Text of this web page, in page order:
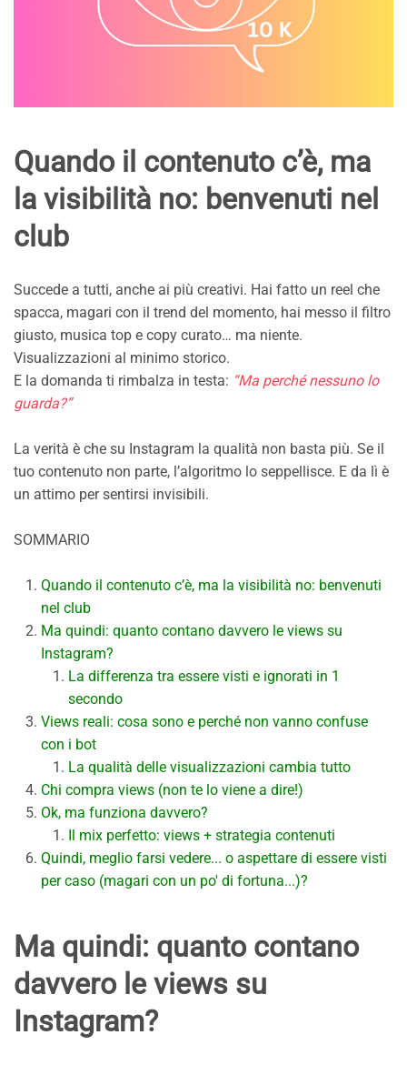
Quando il contenuto c’è, ma
la visibilità no: benvenuti nel
club
Succede a tutti, anche ai più creativi. Hai fatto un reel che
spacca, magari con il trend del momento, hai messo il filtro
giusto, musica top e copy curato… ma niente.
Visualizzazioni al minimo storico.
E la domanda ti rimbalza in testa: “Ma perché nessuno lo
guarda?”
La verità è che su Instagram la qualità non basta più. Se il
tuo contenuto non parte, l’algoritmo lo seppellisce. E da lì è
un attimo per sentirsi invisibili.
SOMMARIO
Quando il contenuto c’è, ma la visibilità no: benvenuti
nel club
Ma quindi: quanto contano davvero le views su
Instagram?
La differenza tra essere visti e ignorati in 1
secondo
Views reali: cosa sono e perché non vanno confuse
con i bot
La qualità delle visualizzazioni cambia tutto
Chi compra views (non te lo viene a dire!)
Ok, ma funziona davvero?
Il mix perfetto: views + strategia contenuti
Quindi, meglio farsi vedere... o aspettare di essere visti
per caso (magari con un po' di fortuna...)?
Ma quindi: quanto contano
davvero le views su
Instagram?